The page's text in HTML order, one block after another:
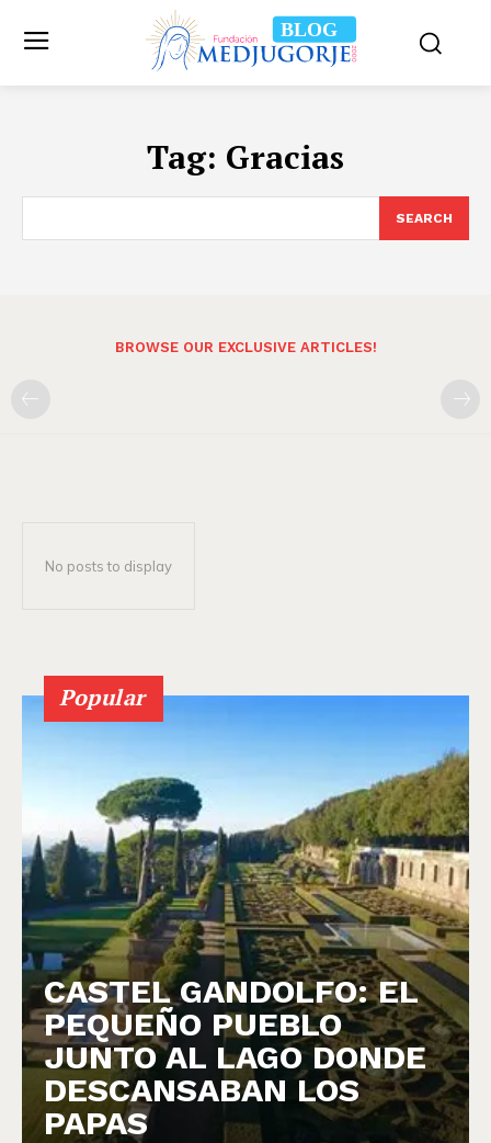
BLOG
Tag: Gracias
SEARCH
BROWSE OUR EXCLUSIVE ARTICLES!
No posts to display
Popular
CASTEL GANDOLFO: EL
PEQUEÑO PUEBLO
JUNTO AL LAGO DONDE
DESCANSABAN LOS
PAPAS